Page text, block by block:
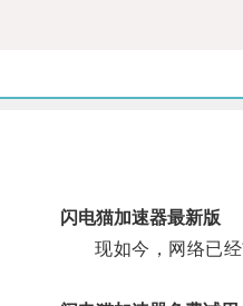
闪电猫加速器最新版
现如今，网络已经